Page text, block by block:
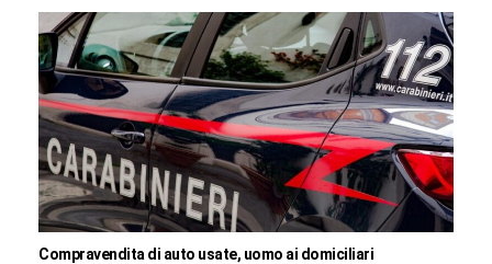
Compravendita di auto usate, uomo ai domiciliari